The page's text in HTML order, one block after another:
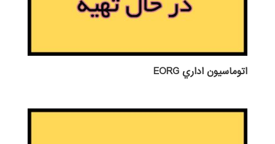
اتوماسيون اداري EORG